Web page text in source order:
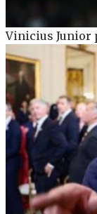
Vinicius Junior